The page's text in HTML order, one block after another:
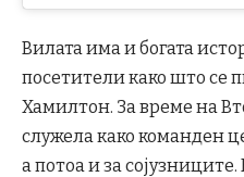
Вилата има и богата
посетители како што се
Хамилтон. За време на
служела како команден
а потоа и за